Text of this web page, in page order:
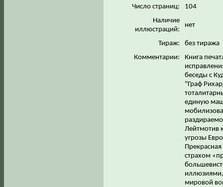
Число страниц:
104
Наличие
иллюстраций:
нет
Тираж:
без тиража
Комментарии:
Книга
беседы с
"Граф
единую
Лейтмотив
угрозы
страхом
иллюзиями,
мировой